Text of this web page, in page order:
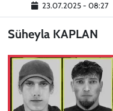
23.07.2025 - 08:27
Süheyla KAPLAN